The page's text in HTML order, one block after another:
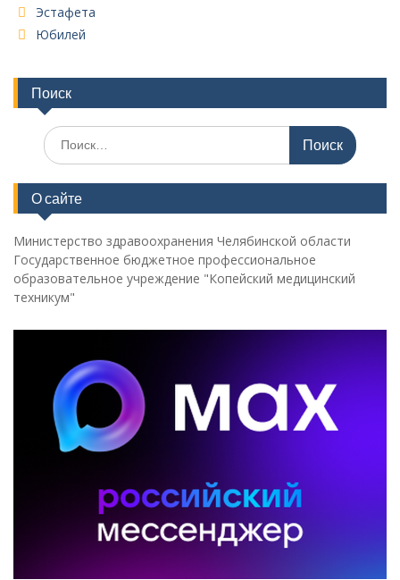
Эстафета
Юбилей
Поиск
Поиск
по:
О сайте
Министерство здравоохранения Челябинской области
Государственное бюджетное профессиональное
образовательное учреждение "Копейский медицинский
техникум"